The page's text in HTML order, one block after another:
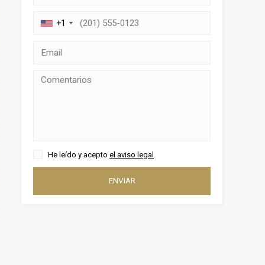
+1
He leído y acepto el aviso legal
ENVIAR